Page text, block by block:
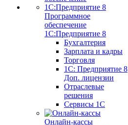
Программное
обеспечение
1С:Предприятие 8
Бухгалтерия
Зарплата и кадры
Торговля
1C: Предприятие 8
Доп. лицензии
Отраслевые
решения
Сервисы 1С
Онлайн-кассы